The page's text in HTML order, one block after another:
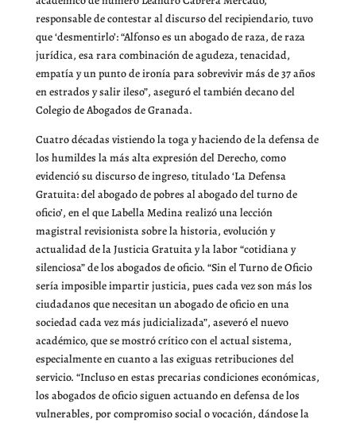
responsable de contestar al discurso del recipiendario, tuvo
que ‘desmentirlo’: “Alfonso es un abogado de raza, de raza
jurídica, esa rara combinación de agudeza, tenacidad,
empatía y un punto de ironía para sobrevivir más de 37 años
en estrados y salir ileso”, aseguró el también decano del
Colegio de Abogados de Granada.
Cuatro décadas vistiendo la toga y haciendo de la defensa de
los humildes la más alta expresión del Derecho, como
evidenció su discurso de ingreso, titulado ‘La Defensa
Gratuita: del abogado de pobres al abogado del turno de
oficio’, en el que Labella Medina realizó una lección
magistral revisionista sobre la historia, evolución y
actualidad de la Justicia Gratuita y la labor “cotidiana y
silenciosa” de los abogados de oficio. “Sin el Turno de Oficio
sería imposible impartir justicia, pues cada vez son más los
ciudadanos que necesitan un abogado de oficio en una
sociedad cada vez más judicializada”, aseveró el nuevo
académico, que se mostró crítico con el actual sistema,
especialmente en cuanto a las exiguas retribuciones del
servicio. “Incluso en estas precarias condiciones económicas,
los abogados de oficio siguen actuando en defensa de los
vulnerables, por compromiso social o vocación, dándose la